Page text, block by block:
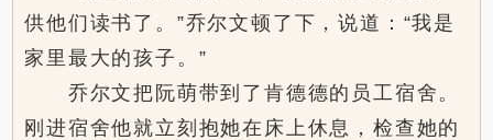
供他们读书了。”乔尔文顿了下，说道：“我是
家里最大的孩子。”
乔尔文把阮萌带到了肯德德的员工宿舍。
刚进宿舍他就立刻抱她在床上休息，检查她的